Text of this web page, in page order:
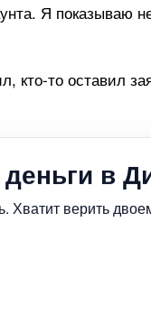
Я показываю
кто-то оставил
в
Хватит верить